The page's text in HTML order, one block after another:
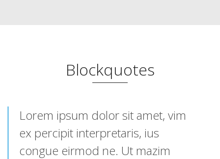
Blockquotes
Lorem ipsum dolor sit amet, vim
ex percipit interpretaris, ius
congue eirmod ne. Ut mazim